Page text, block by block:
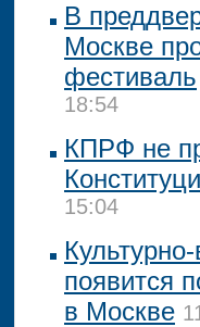
В
Москве
фестиваль
18:54
КПРФ не
15:04
появится
в Москве